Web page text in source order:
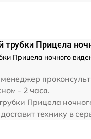
трубки Прицела
Прицела ночного
- 2 часа.
Прицела
технику в